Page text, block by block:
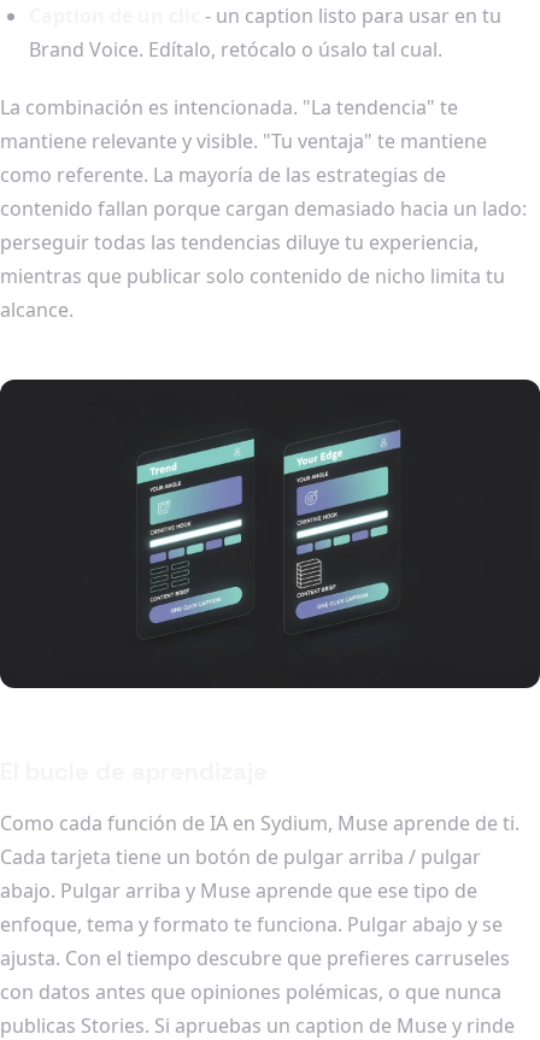
- un caption listo para usar en tu
Brand Voice. Edítalo, retócalo o úsalo tal cual.
La combinación es intencionada. "La tendencia" te
mantiene relevante y visible. "Tu ventaja" te mantiene
como referente. La mayoría de las estrategias de
contenido fallan porque cargan demasiado hacia un lado:
perseguir todas las tendencias diluye tu experiencia,
mientras que publicar solo contenido de nicho limita tu
alcance.
Como cada función de IA en Sydium, Muse aprende de ti.
Cada tarjeta tiene un botón de pulgar arriba / pulgar
abajo. Pulgar arriba y Muse aprende que ese tipo de
enfoque, tema y formato te funciona. Pulgar abajo y se
ajusta. Con el tiempo descubre que prefieres carruseles
con datos antes que opiniones polémicas, o que nunca
publicas Stories. Si apruebas un caption de Muse y rinde